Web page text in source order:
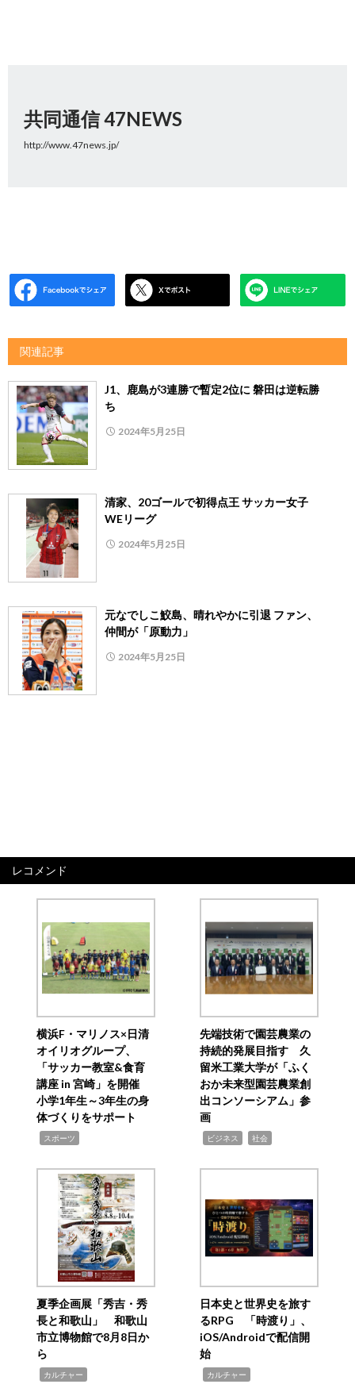
共同通信 47NEWS
http://www.47news.jp/
関連記事
J1、鹿島が3連勝で暫定2位に 磐田は逆転勝
ち
2024年5月25日
清家、20ゴールで初得点王 サッカー女子
WEリーグ
2024年5月25日
元なでしこ鮫島、晴れやかに引退 ファン、
仲間が「原動力」
2024年5月25日
レコメンド
横浜F・マリノス×日清
オイリオグループ、
「サッカー教室&食育
講座 in 宮崎」を開催
小学1年生～3年生の身
体づくりをサポート
スポーツ
先端技術で園芸農業の
持続的発展目指す 久
留米工業大学が「ふく
おか未来型園芸農業創
出コンソーシアム」参
画
ビジネス 社会
夏季企画展「秀吉・秀
長と和歌山」 和歌山
市立博物館で8月8日か
ら
カルチャー
日本史と世界史を旅す
るRPG 「時渡り」、
iOS/Androidで配信開
始
カルチャー